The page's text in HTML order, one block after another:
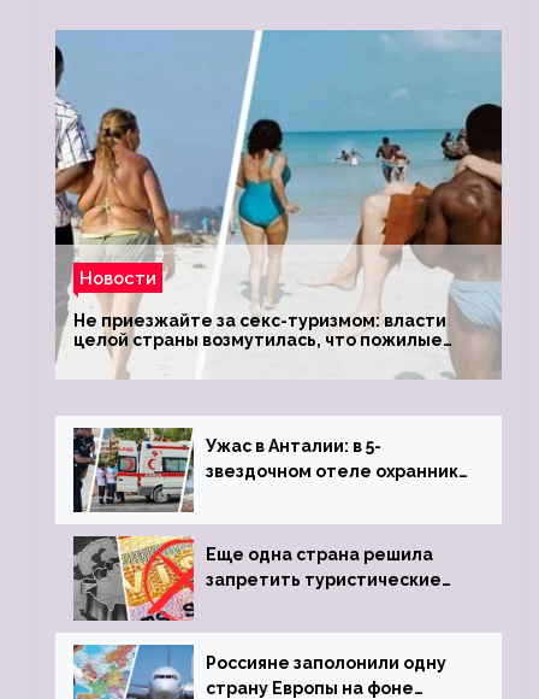
Новости
Не приезжайте за секс-туризмом: власти
целой страны возмутилась, что пожилые
туристки массово едут к ним, чтобы
обзавестись молодыми любовниками
Ужас в Анталии: в 5-
звездочном отеле охранник
пистолета
Еще одна страна решила
запретить туристические
Россияне заполонили одну
страну Европы на фоне